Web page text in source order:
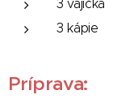
3 vajíčka
3 kápie
Príprava: